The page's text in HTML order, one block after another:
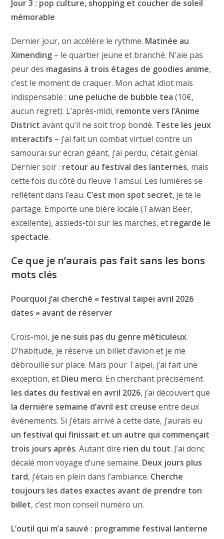
Jour 3 : pop culture, shopping et coucher de soleil
mémorable
Dernier jour, on accélère le rythme. Matinée au
Ximending – le quartier jeune et branché. N’aie pas
peur des magasins à trois étages de goodies anime,
c’est le moment de craquer. Mon achat idiot mais
indispensable : une peluche de bubble tea (10€,
aucun regret). L’après-midi, remonte vers l’Anime
District avant qu’il ne soit trop bondé. Teste les jeux
interactifs – j’ai fait un combat virtuel contre un
samouraï sur écran géant, j’ai perdu, c’était génial.
Dernier soir : retour au festival des lanternes, mais
cette fois du côté du fleuve Tamsui. Les lumières se
reflètent dans l’eau. C’est mon spot secret, je te le
partage. Emporte une bière locale (Taiwan Beer,
excellente), assieds-toi sur les marches, et regarde le
spectacle.
Ce que je n’aurais pas fait sans les bons
mots clés
Pourquoi j’ai cherché « festival taipei avril 2026
dates » avant de réserver
Crois-moi, je ne suis pas du genre méticuleux.
D’habitude, je réserve un billet d’avion et je me
débrouille sur place. Mais pour Taipei, j’ai fait une
exception, et Dieu merci. En cherchant précisément
les dates du festival en avril 2026, j’ai découvert que
la dernière semaine d’avril est creuse entre deux
événements. Si j’étais arrivé à cette date, j’aurais eu
un festival qui finissait et un autre qui commençait
trois jours après. Autant dire rien du tout. J’ai donc
décalé mon voyage d’une semaine. Deux jours plus
tard, j’étais en plein dans l’ambiance. Cherche
toujours les dates exactes avant de prendre ton
billet, c’est mon conseil numéro un.
L’outil qui m’a sauvé : programme festival lanterne